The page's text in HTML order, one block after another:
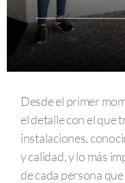
Desde el primer
el detalle con el que
instalaciones,
y calidad, y lo más
de cada persona